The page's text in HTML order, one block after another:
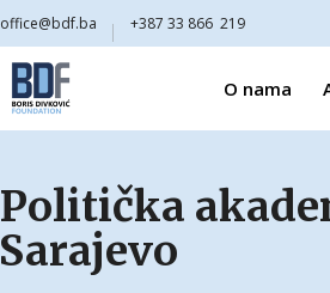
office@bdf.ba +387 33 866 219
O nama
Politička
Sarajevo